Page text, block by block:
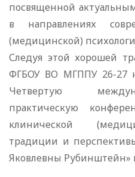
посвященной
в направлениях
(медицинской)
Следуя этой хорошей
ФГБОУ ВО МГППУ 26-27
Четвертую
практическую
клинической
традиции и
Яковлевны Рубинштейн»